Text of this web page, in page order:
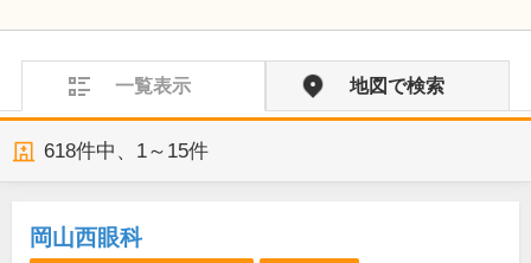
一覧表示 地図で検索
618件中、 1～15件
岡山西眼科